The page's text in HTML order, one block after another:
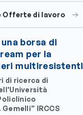
Offerte di lavoro
borsa di
per la
multiresistenti
di ricerca di
IRCCS